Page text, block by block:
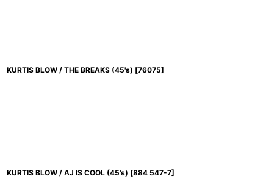
KURTIS BLOW / THE BREAKS (45's) [76075]
KURTIS BLOW / AJ IS COOL (45's) [884 547-7]